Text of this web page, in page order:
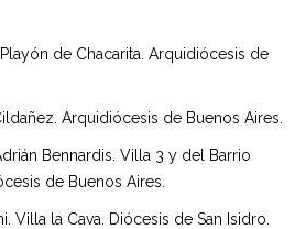
de Chacarita. Arquidiócesis de
Arquidiócesis de Buenos Aires.
Bennardis. Villa 3 y del Barrio
de Buenos Aires.
Villa la Cava. Diócesis de San Isidro.